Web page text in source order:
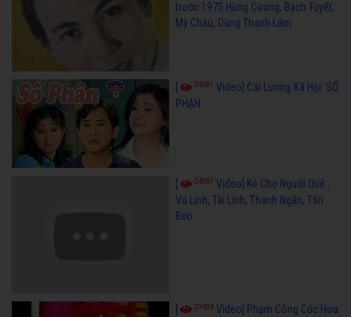
trước 1975 Hùng Cường, Bạch Tuyết,
Mỹ Châu, Dũng Thanh Lâm
34581 Video] Cải Lương Xã Hội: SỐ
PHẬN
24587 Video] Kẻ Chợ Người Quê -
Vũ Linh, Tài Linh, Thanh Ngân, Tấn
Beo
23604 Video] Phạm Công Cúc Hoa